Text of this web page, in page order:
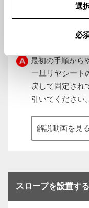
選
必
も上がらない時
最初の手順から
一旦リヤシート
戻して固定され
引いてください。
解説動画を見る
スロープを設置する